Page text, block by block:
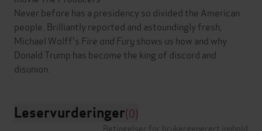
Never before has a presidency so divided the American
people. Brilliantly reported and astoundingly fresh,
Michael Wolff's Fire and Furyshows us how and why
Donald Trump has become the king of discord and
Leservurderinger(0)
Betingelser for brukergenerert innhold